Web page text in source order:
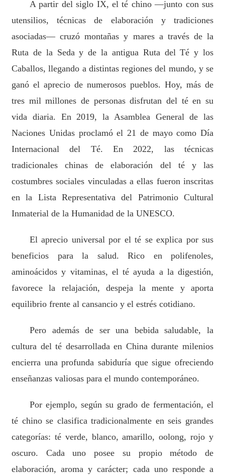
A partir del siglo IX, el té chino —junto con sus
utensilios, técnicas de elaboración y tradiciones
asociadas— cruzó montañas y mares a través de la
Ruta de la Seda y de la antigua Ruta del Té y los
Caballos, llegando a distintas regiones del mundo, y se
ganó el aprecio de numerosos pueblos. Hoy, más de
tres mil millones de personas disfrutan del té en su
vida diaria. En 2019, la Asamblea General de las
Naciones Unidas proclamó el 21 de mayo como Día
Internacional del Té. En 2022, las técnicas
tradicionales chinas de elaboración del té y las
costumbres sociales vinculadas a ellas fueron inscritas
en la Lista Representativa del Patrimonio Cultural
Inmaterial de la Humanidad de la UNESCO.
El aprecio universal por el té se explica por sus
beneficios para la salud. Rico en polifenoles,
aminoácidos y vitaminas, el té ayuda a la digestión,
favorece la relajación, despeja la mente y aporta
equilibrio frente al cansancio y el estrés cotidiano.
Pero además de ser una bebida saludable, la
cultura del té desarrollada en China durante milenios
encierra una profunda sabiduría que sigue ofreciendo
enseñanzas valiosas para el mundo contemporáneo.
Por ejemplo, según su grado de fermentación, el
té chino se clasifica tradicionalmente en seis grandes
categorías: té verde, blanco, amarillo, oolong, rojo y
oscuro. Cada uno posee su propio método de
elaboración, aroma y carácter; cada uno responde a